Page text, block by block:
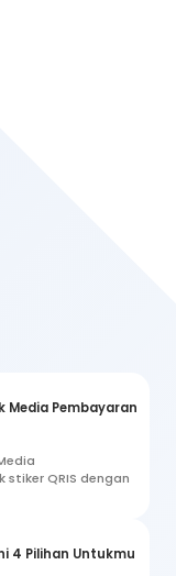
Media Pembayaran
QRIS dengan
4 Pilihan Untukmu